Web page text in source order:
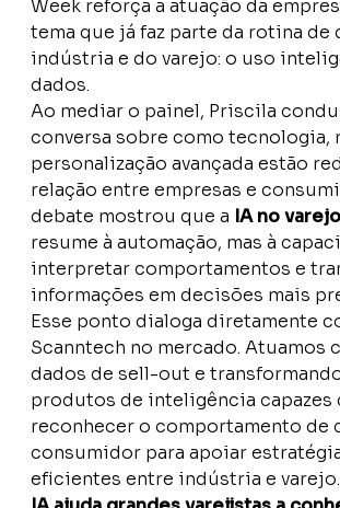
Week reforça a atuação da
tema que já faz parte da rotina de
indústria e do varejo: o uso
dados.
Ao mediar o painel, Priscila
conversa sobre como tecnologia,
personalização avançada estão
relação entre empresas e
debate mostrou que a IA no varejo
resume à automação, mas à
interpretar comportamentos e
informações em decisões mais
Esse ponto dialoga diretamente
Scanntech no mercado. Atuamos
dados de sell-out e
produtos de inteligência capazes
reconhecer o comportamento de
consumidor para apoiar
eficientes entre indústria e varejo.